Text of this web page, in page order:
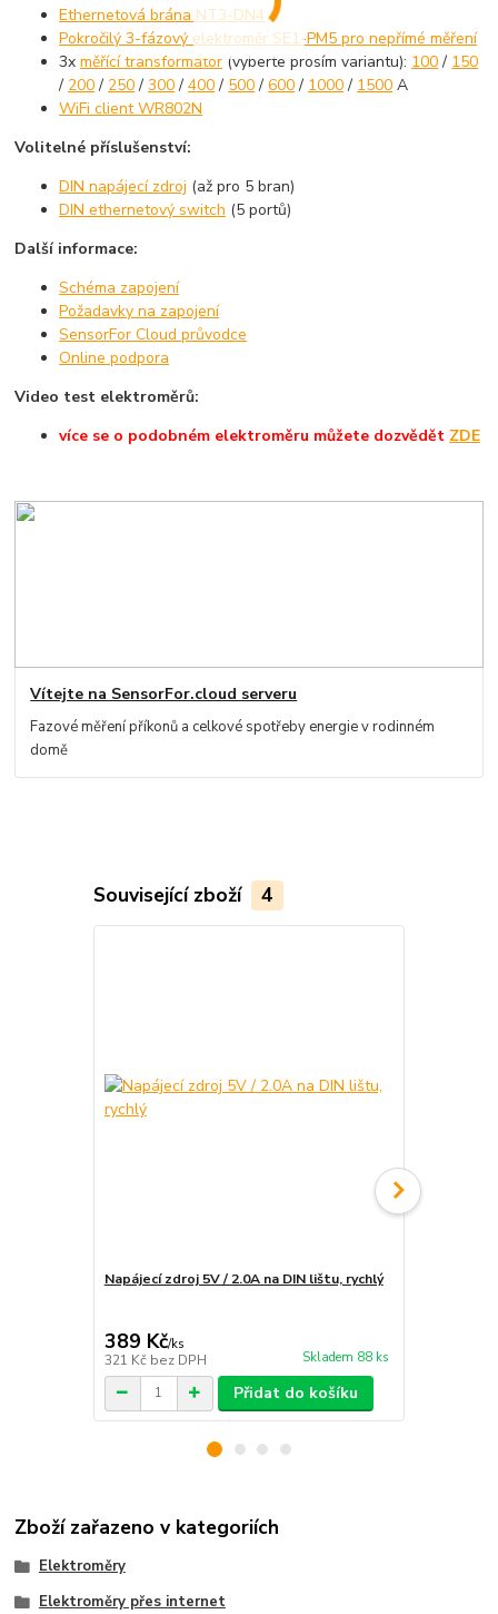
Ethernetová brána NT3-DN4
Pokročilý 3-fázový elektroměr SE1-PM5 pro nepřímé měření
3xměřící transformátor (vyberte prosím variantu): 100 / 150
/ 200 / 250 /300 /400 / 500 /600 / 1000 / 1500 A
WiFi client WR802N
Volitelné příslušenství:
DIN napájecí zdroj (až pro 5 bran)
DIN ethernetový switch (5 portů)
Další informace:
Schéma zapojení
Požadavky na zapojení
SensorFor Cloud průvodce
Online podpora
Video test elektroměrů:
více se o podobném elektroměru můžete dozvědět ZDE
Vítejte na SensorFor.cloud serveru
Fazové měření příkonů a celkové spotřeby energie v rodinném
domě
Související zboží 4
Napájecí zdroj 5V / 2.0A na DIN lištu, rychlý
389 Kč/ks
321 Kč bez DPH Skladem 88 ks
Přidat do košíku
Zboží zařazeno v kategoriích
Elektroměry
Elektroměry přes internet